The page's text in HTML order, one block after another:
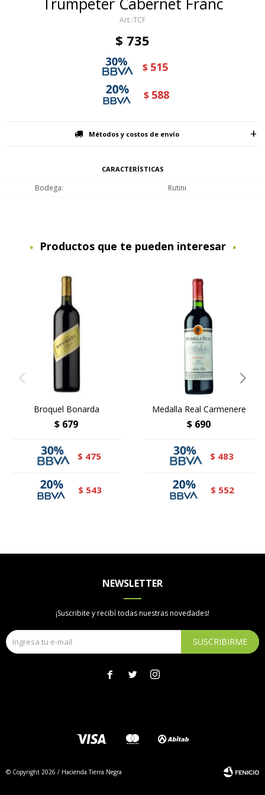
TCF
$ 735
$ 515
$ 588
Métodos y costos de envío
CARACTERÍSTICAS
Bodega Rutini
Productos que te pueden interesar
Broquel Bonarda
$ 679
$ 475
$ 543
Medalla Real Carmenere
$ 690
$ 483
$ 552
NEWSLETTER
¡Suscribite y recibí todas nuestras novedades!
SUSCRIBIRME
  
© Copyright 2026 / Hacienda Tierra Negra